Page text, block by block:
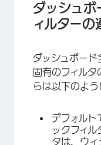
ダッシュボ
ィルターの
ダッシュボード
固有のフィルタ
らは以下のよう
デフォルト
ックフィ
タは、ウィ